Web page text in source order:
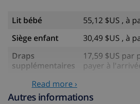
Lit bébé
55,12 $US , à
Siège enfant
30,49 $US , à
Draps
supplémentaires
17,59 $US par
payer à
Serviettes
supplémentaires
l'arrivée
Read more ›
Autres informations